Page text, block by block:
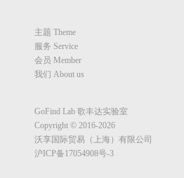
主题 Theme
服务 Service
会员 Member
我们 About us
GoFind Lab 歌丰达实验室
Copyright © 2016-2026
沃享国际贸易（上海）有限公司
沪ICP备17054908号-3